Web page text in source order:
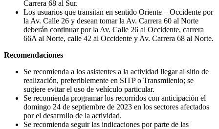
Carrera 68 al Sur.
Los usuarios que transitan en sentido Oriente – Occidente por
la Av. Calle 26 y desean tomar la Av. Carrera 60 al Norte
deberán continuar por la Av. Calle 26 al Occidente, carrera
66A al Norte, calle 42 al Occidente y Av. Carrera 68 al Norte.
Recomendaciones
Se recomienda a los asistentes a la actividad llegar al sitio de
realización, preferiblemente en SITP o Transmilenio; se
sugiere evitar el uso de vehículo particular.
Se recomienda programar los recorridos con anticipación el
domingo 24 de septiembre de 2023 en los sectores afectados
por el desarrollo de la actividad.
Se recomienda seguir las indicaciones por parte de las